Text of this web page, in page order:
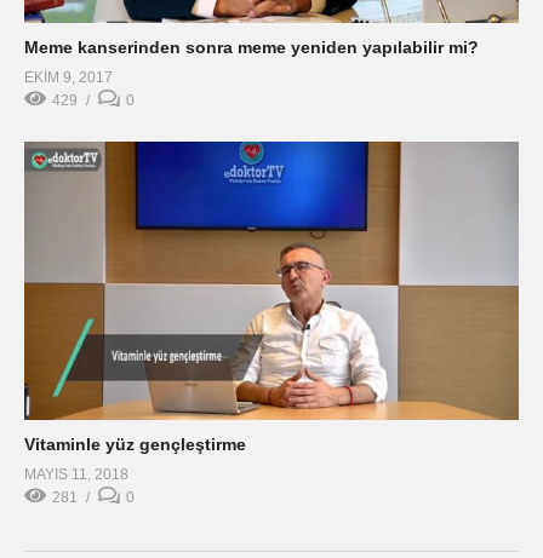
Vitaminle yüz gençleştirme
En Çok İzlenen Videolar